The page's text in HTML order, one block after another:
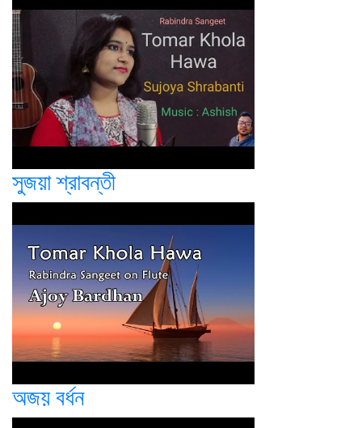
সুজয়া শ্রাবন্তী
অজয় বর্ধন